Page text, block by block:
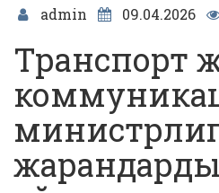
admin 09.04.2026
Транспорт